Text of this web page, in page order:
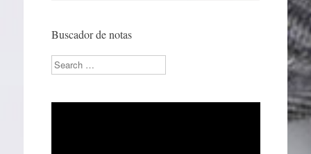
Buscador de notas
Search